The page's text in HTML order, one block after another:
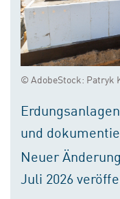
© AdobeStock: Patryk
und
Neuer
Juli 2026